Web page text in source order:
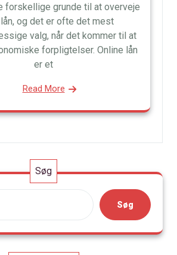
forskellige grunde til at overveje
og det er ofte det mest
valg, når det kommer til at
forpligtelser. Online lån
er et
Read More
Søg
Søg